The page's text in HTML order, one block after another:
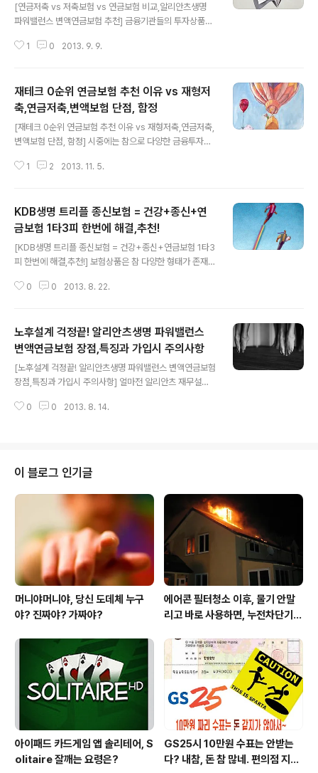
[연금저축 vs 저축보험 vs 연금보험 비교,알리안츠생명
파워밸런스 변액연금보험 추천] 금융기관들의 투자상품들
최고의 투자상품 딱 1가지만 꼽아달라! 라고 외치고 싶은것
자상품들은 고객의 다양한 케이스에 대하여 모든 긍정적
요건들을 100% 다 수용할 수 없다는 반증이기도 합니다.
버뜨, 일반 담론은 필 존재하는 법입니다. 우선, 돈을 모아
갈 수 있는 복리와 투자 성격이 강한 6가지 저축상품 군은
아래와 같습니다. 연금저축 연금보험 저축보험 변액연금
변액유니버셜 재형저축 오늘은 투자상품중 최고는 과연 무
1 0 2013. 9. 9.
재테크 0순위 연금보험 추천 이유 vs 재형저
축,연금저축,변액보험 단점, 함정
[재테크 0순위 연금보험 추천 이유 vs 재형저축,연금저축,
변액보험 단점, 함정] 시중에는 참으로 다양한 금융투자상
짧은소리 다 필요없이 최고의 재테크 0순위 투자상품 한가
험설계사 모두 주장들이 엇갈리는 경우가 많은데 결론적으
로 각각의 투자상품은 고객의 다양한 케이스에 대해 모든
조건을 100% 만족시켜 줄 수는 없다는 반증이기도 합니
다. 버뜨~ 일반 담론은 존재합니다. SO, 오늘은 재테크 0
순위에 해당되는 연금보험에 대하여, 추천할만한 납득할만
한 이유에 대해 설명드려 보겠습니다. 우선, 돈을 불릴수 있
1 2 2013. 11. 5.
KDB생명 트리플 종신보험 = 건강+종신+연
금보험 1타3피 한번에 해결,추천!
[KDB생명 트리플 종신보험 = 건강+종신+연금보험 1타3
피 한번에 해결,추천!] 보험상품은 참 다양한 형태가 존재합
을 분류/취합하여 리스크를 최소화할 수 있도록 만들어 주
에 중복되는 불필요한 보험료가 추가로 납입되는 원치않는
결과물이 나올수도 있습니다. 즉, 본인이 처한 상황에 가장
잘 맞고 가장 효과적인 상품, 즉, 최소의 보험료로 최대의
위험군들을 커버할 수 있는 상품이 가장 추천받아야 마땅
하겠지요. 오늘 소개해드리는 KDB생명 트리플종신보험
상품의 경우, 연금보험+종신보험+건강보험, 이 세가지 보
0 0 2013. 8. 22.
노후설계 걱정끝! 알리안츠생명 파워밸런스
변액연금보험 장점,특징과 가입시 주의사항
[노후설계 걱정끝! 알리안츠생명 파워밸런스 변액연금보험
장점,특징과 가입시 주의사항] 얼마전 알리안츠 재무설계
한적이 있었습니다. 궁극의 핵심은.. 투자상품들이 엄청나
http://moneyamoneya.tistory.com/1980 무하튼..
Baby Boomer 세대의 고령화 진입 시작이 본격화 되고,
오늘날 소득활동을 하는 우리네 모두 고령화사회(65세 이
상의 인구가 총인구를 차지하는 비율이 7% 이상인 사회)
속에서, 젊은 계층의 노동의 결과로 만들어지는 세금으로
살아가야 ..
0 0 2013. 8. 14.
이 블로그 인기글
머니야머니야, 당신 도데체 누구
야? 진짜야? 가짜야?
에어콘 필터청소 이후, 물기 안말
리고 바로 사용하면, 누전차단기
심!)
아이패드 카드게임 앱 솔리테어, S
olitaire 잘깨는 요령은?
GS25시 10만원 수표는 안받는
다? 내참, 돈 참 많네. 편의점 지에